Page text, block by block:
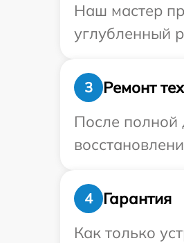
Наш мастер
углубленный
3
Ремонт
После полной
4
Гарантия
Как только